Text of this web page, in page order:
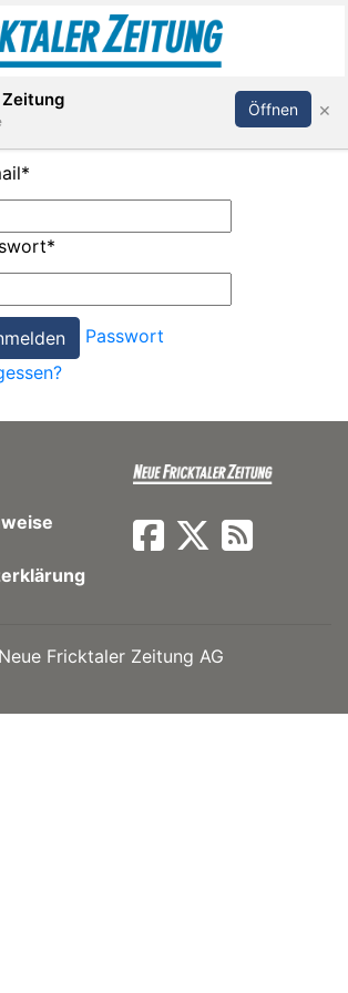
Abonnieren Anmelden
*
*
Passwort
Neue Fricktaler Zeitung AG
Öffnen ×